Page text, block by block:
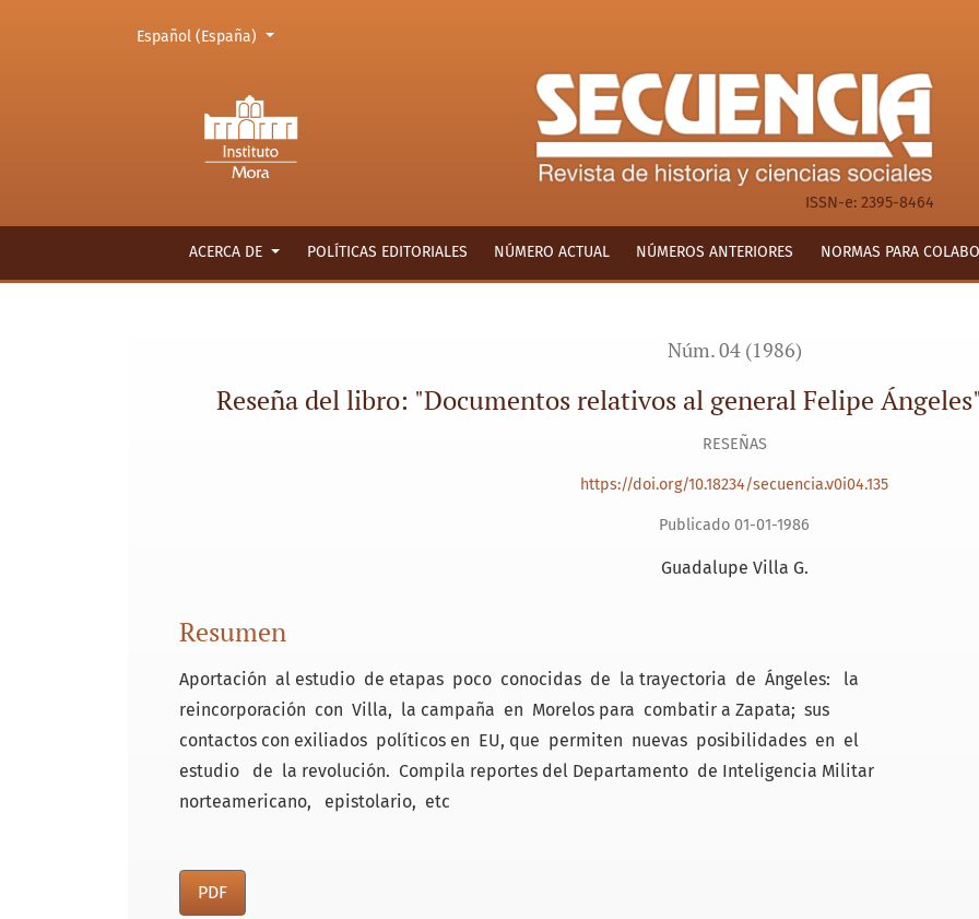
Reseña del libro: &quot;Documentos relativos al general Felipe Ángeles&quot;, Matute, Álvaro, comp.
ISSN-e: 2395-8464
Cambiar el idioma. El actual es:
Español (España)
ACERCA DE POLÍTICAS EDITORIALES NÚMERO ACTUAL NÚMEROS ANTERIORES NORMAS PARA
Núm. 04 (1986)
Reseña del libro: "Documentos relativos al general Felipe
RESEÑAS
https://doi.org/10.18234/secuencia.v0i04.135
Publicado 01-01-1986
Guadalupe Villa G.
Resumen
Aportación al estudio de etapas poco conocidas de la trayectoria de Ángeles: la
reincorporación con Villa, la campaña en Morelos para combatir a Zapata; sus
contactos con exiliados políticos en EU, que permiten nuevas posibilidades en el
estudio de la revolución. Compila reportes del Departamento de Inteligencia Militar
norteamericano, epistolario, etc
PDF